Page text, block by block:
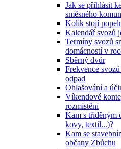
Jak se přihlásit
směsného
Kolik stojí
Kalendář svozů
Termíny svozů
domácností v
Sběrný dvůr
Frekvence
odpad
Ohlašování a
Víkendové
rozmístění
Kam s tříděným
kovy, textil...)?
Kam se
občany Zbůchu